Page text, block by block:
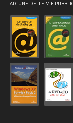
ALCUNE DELLE MIE